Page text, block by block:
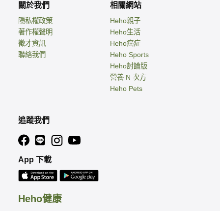
Heho健康
關於我們
隱私權政策
著作權聲明
徵才資訊
聯絡我們
相關網站
Heho親子
Heho生活
Heho癌症
Heho Sports
Heho討論版
營養 N 次方
Heho Pets
追蹤我們
App 下載